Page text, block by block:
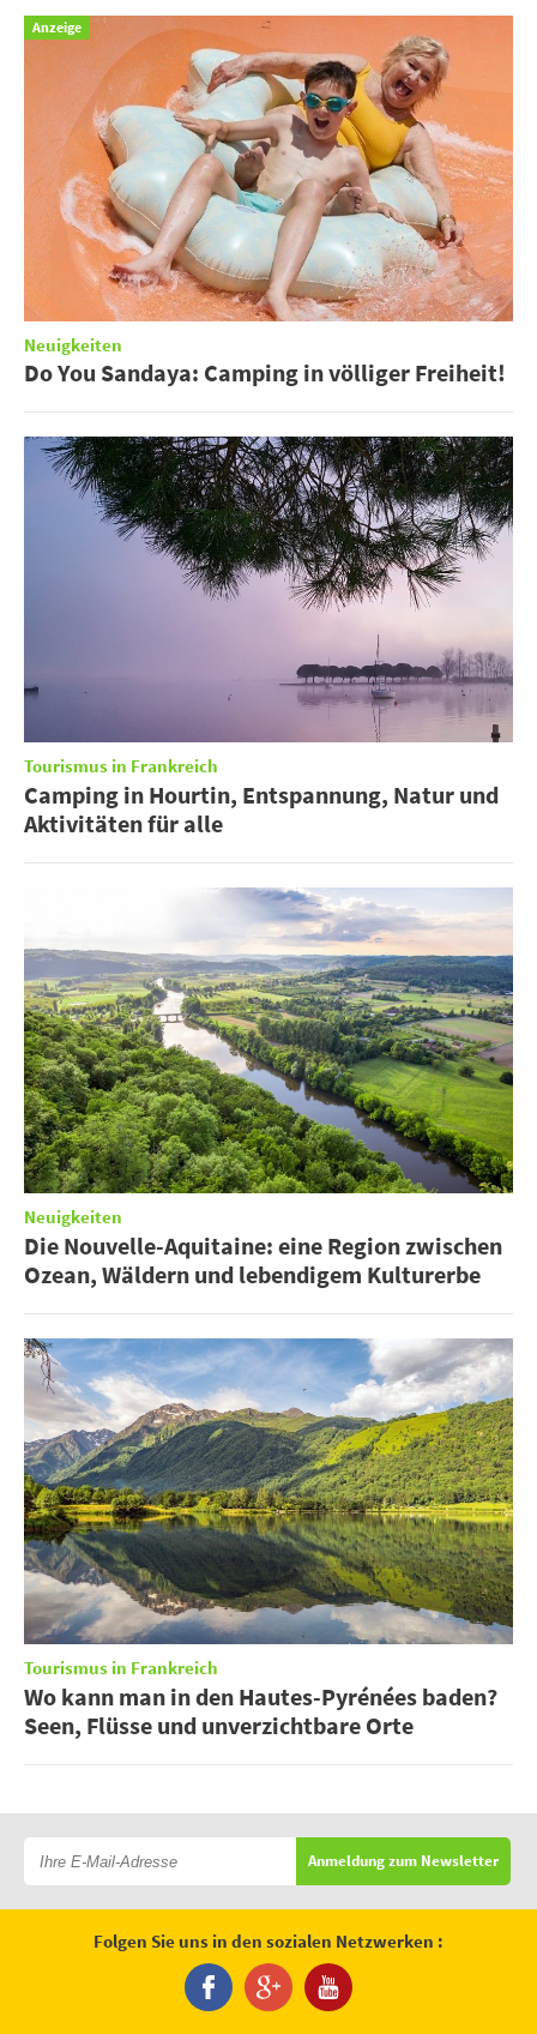
Anzeige
Neuigkeiten
Do You Sandaya: Camping in völliger Freiheit!
Tourismus in Frankreich
Camping in Hourtin, Entspannung, Natur und
Aktivitäten für alle
Neuigkeiten
Die Nouvelle-Aquitaine: eine Region zwischen
Ozean, Wäldern und lebendigem Kulturerbe
Tourismus in Frankreich
Wo kann man in den Hautes-Pyrénées baden?
Seen, Flüsse und unverzichtbare Orte
Anmeldung zum Newsletter
Folgen Sie uns in den sozialen Netzwerken :